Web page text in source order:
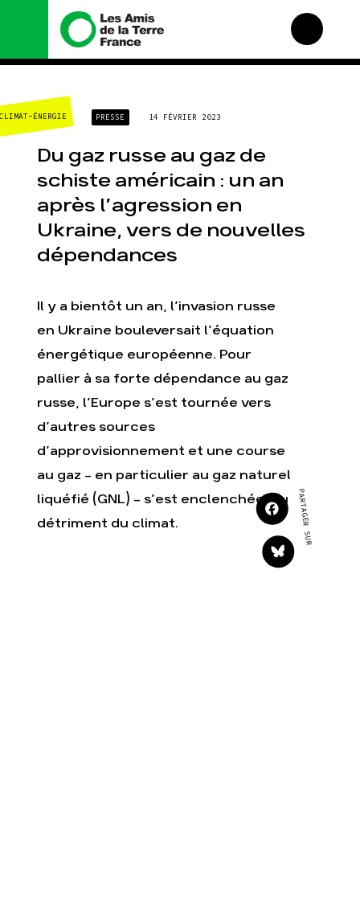
Nous connaître
Histoire
Missions et méthodes
Valeurs
Équipes et
fonctionnement
Le réseau dans le
monde
Je soutiens les Amis de
la Terre
Total, rendez-vous au
Gaz « naturel », le
grand enfumage
Mode : une tendance
destructrice
Gaz au Mozambique, la
violence TOTAL(e)
Agir
Soutenir les campagnes
Transmettre tout ou
partie de son
patrimoine
Télécharger
Multinationales
Forêts
CLIMAT-ÉNERGIE PRESSE 14 FÉVRIER 2023
Du gaz russe au gaz de
schiste américain : un an
après l’agression en
Ukraine, vers de nouvelles
dépendances
Il y a bientôt un an, l’invasion russe
en Ukraine bouleversait l’équation
énergétique européenne. Pour
pallier à sa forte dépendance au gaz
russe, l’Europe s’est tournée vers
d’autres sources
d’approvisionnement et une course
au gaz - en particulier au gaz naturel
liquéfié (GNL) - s’est enclenchée, au
détriment du climat.
PARTAGER SUR